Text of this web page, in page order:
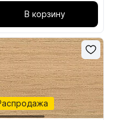
В корзину